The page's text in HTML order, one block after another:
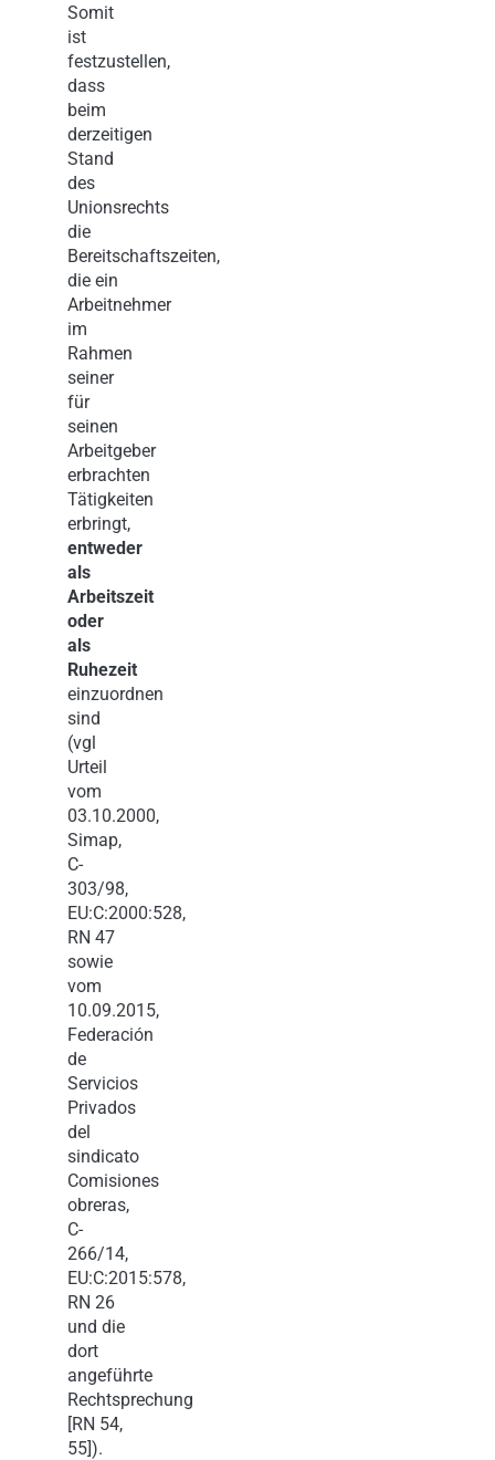
Somit
ist
festzustellen,
dass
beim
derzeitigen
Stand
des
Unionsrechts
die
Bereitschaftszeiten,
die ein
Arbeitnehmer
im
Rahmen
seiner
für
seinen
Arbeitgeber
erbrachten
Tätigkeiten
erbringt,
entweder
als
Arbeitszeit
oder
als
Ruhezeit
einzuordnen
sind
(vgl
Urteil
vom
03.10.2000,
Simap,
C-
303/98,
EU:C:2000:528,
RN 47
sowie
vom
10.09.2015,
Federación
de
Servicios
Privados
del
sindicato
Comisiones
obreras,
C-
266/14,
EU:C:2015:578,
RN 26
und die
dort
angeführte
Rechtsprechung
[RN 54,
55]).